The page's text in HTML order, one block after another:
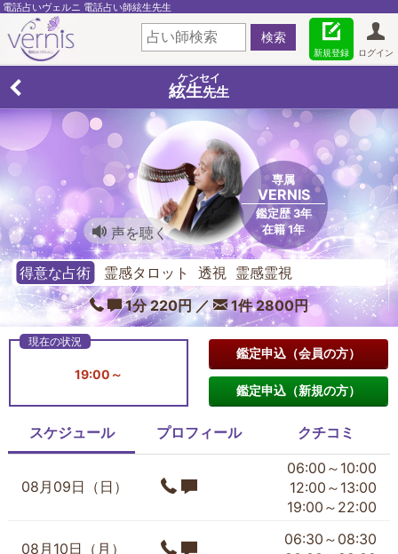
電話占いヴェルニ 電話占い師絃生先生
ログイン
新規登録
ケンセイ
絃生先生
専属
VERNIS
鑑定歴 3年
在籍 1年
声を聴く
得意な占術
霊感タロット 透視 霊感霊視
1分 220円 ／
1件 2800円
19:00～
鑑定申込（会員の方）
鑑定申込（新規の方）
スケジュール プロフィール クチコミ
08月09日（日）
06:00～10:00
12:00～13:00
19:00～22:00
08月10日（月）
06:30～08:30